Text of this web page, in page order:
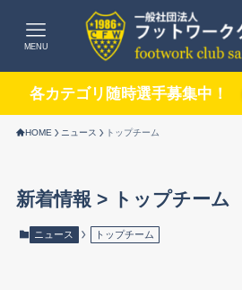
MENU
各カテゴリ随時選手募集中！
HOME ニュース トップチーム
新着情報 > トップチーム
ニュース トップチーム